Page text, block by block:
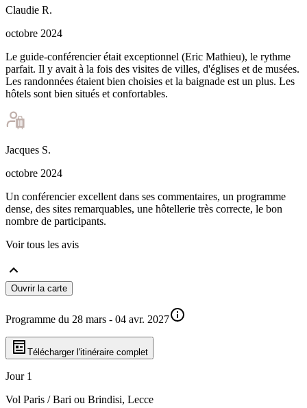
Claudie R.
octobre 2024
Le guide-conférencier était exceptionnel (Eric Mathieu), le rythme
parfait. Il y avait à la fois des visites de villes, d'églises et de musées.
Les randonnées étaient bien choisies et la baignade est un plus. Les
hôtels sont bien situés et confortables.
Jacques S.
octobre 2024
Un conférencier excellent dans ses commentaires, un programme
dense, des sites remarquables, une hôtellerie très correcte, le bon
nombre de participants.
Voir tous les avis
Ouvrir la carte
Programme du 28 mars - 04 avr. 2027
Télécharger l'itinéraire complet
Jour 1
Vol Paris / Bari ou Brindisi, Lecce